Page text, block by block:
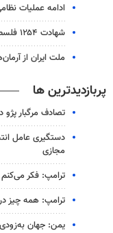
ادامه عملیات
شهادت ۱۲۵۴ فلسطینی در غزه از آغاز آتش‌بس تاکنون
ملت ایران از
پربازدیدترین ها
تصادف مرگبار پژو
دستگیری عامل
مجازی
ترامپ: فکر می‌کنم
ترامپ: همه چیز
یمن: جهان